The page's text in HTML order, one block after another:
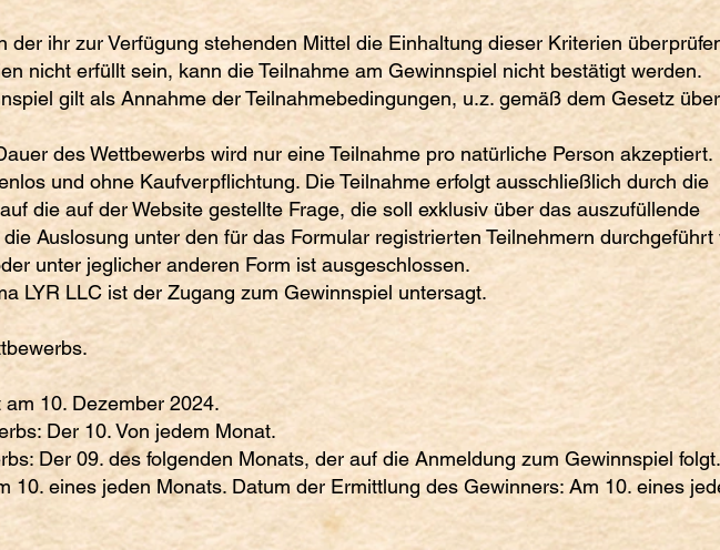
der ihr zur Verfügung stehenden Mittel die Einhaltung dieser Kriterien
nicht erfüllt sein, kann die Teilnahme am Gewinnspiel nicht bestätigt werden.
gilt als Annahme der Teilnahmebedingungen, u.z. gemäß dem Gesetz über
des Wettbewerbs wird nur eine Teilnahme pro natürliche Person akzeptiert.
und ohne Kaufverpflichtung. Die Teilnahme erfolgt ausschließlich durch die
die auf der Website gestellte Frage, die soll exklusiv über das auszufüllende
Auslosung unter den für das Formular registrierten Teilnehmern durchgeführt
unter jeglicher anderen Form ist ausgeschlossen.
LYR LLC ist der Zugang zum Gewinnspiel untersagt.
10. Dezember 2024.
Der 10. Von jedem Monat.
Der 09. des folgenden Monats, der auf die Anmeldung zum Gewinnspiel folgt.
10. eines jeden Monats. Datum der Ermittlung des Gewinners: Am 10. eines